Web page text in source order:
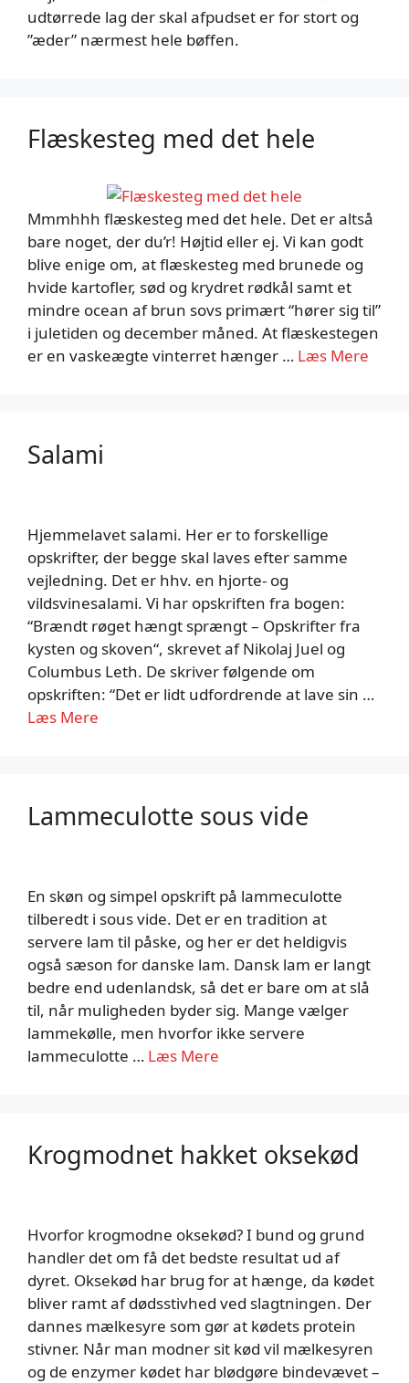
udtørrede lag der skal afpudset er for stort og
”æder” nærmest hele bøffen.
Flæskesteg med det hele
Mmmhhh flæskesteg med det hele. Det er altså
bare noget, der du’r! Højtid eller ej. Vi kan godt
blive enige om, at flæskesteg med brunede og
hvide kartofler, sød og krydret rødkål samt et
mindre ocean af brun sovs primært “hører sig til”
i juletiden og december måned. At flæskestegen
er en vaskeægte vinterret hænger … Læs Mere
Salami
Hjemmelavet salami. Her er to forskellige
opskrifter, der begge skal laves efter samme
vejledning. Det er hhv. en hjorte- og
vildsvinesalami. Vi har opskriften fra bogen:
“Brændt røget hængt sprængt – Opskrifter fra
kysten og skoven“, skrevet af Nikolaj Juel og
Columbus Leth. De skriver følgende om
opskriften: “Det er lidt udfordrende at lave sin …
Læs Mere
Lammeculotte sous vide
En skøn og simpel opskrift på lammeculotte
tilberedt i sous vide. Det er en tradition at
servere lam til påske, og her er det heldigvis
også sæson for danske lam. Dansk lam er langt
bedre end udenlandsk, så det er bare om at slå
til, når muligheden byder sig. Mange vælger
lammekølle, men hvorfor ikke servere
lammeculotte … Læs Mere
Krogmodnet hakket oksekød
Hvorfor krogmodne oksekød? I bund og grund
handler det om få det bedste resultat ud af
dyret. Oksekød har brug for at hænge, da kødet
bliver ramt af dødsstivhed ved slagtningen. Der
dannes mælkesyre som gør at kødets protein
stivner. Når man modner sit kød vil mælkesyren
og de enzymer kødet har blødgøre bindevævet –